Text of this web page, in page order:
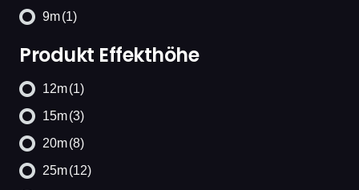
9m(1)
Produkt Effekthöhe
12m(1)
15m(3)
20m(8)
25m(12)